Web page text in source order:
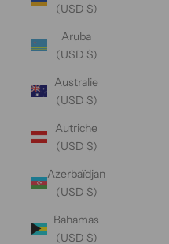
(USD $)
Aruba
(USD $)
Australie
(USD $)
Autriche
(USD $)
Azerbaïdjan
(USD $)
Bahamas
(USD $)